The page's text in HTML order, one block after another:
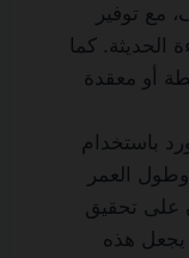
مع توفير
الحديثة. كما
أو معقدة
باستخدام
العمر
على تحقيق
يجعل هذه